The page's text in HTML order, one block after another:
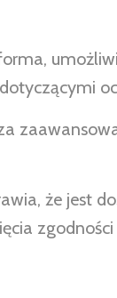
że jest